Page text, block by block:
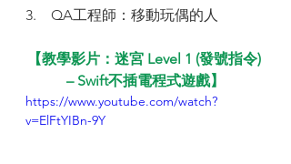
3.    QA工程師：移動玩偶的人
【教學影片：迷宮 Level 1 (發號指令)
– Swift不插電程式遊戲】
https://www.youtube.com/watch?
v=ElFtYIBn-9Y